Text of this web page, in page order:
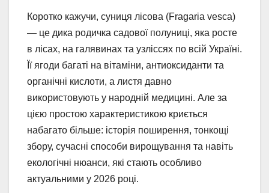
Коротко кажучи, суниця лісова (Fragaria vesca)
— це дика родичка садової полуниці, яка росте
в лісах, на галявинах та узліссях по всій Україні.
Її ягоди багаті на вітаміни, антиоксиданти та
органічні кислоти, а листя давно
використовують у народній медицині. Але за
цією простою характеристикою криється
набагато більше: історія поширення, тонкощі
збору, сучасні способи вирощування та навіть
екологічні нюанси, які стають особливо
актуальними у 2026 році.